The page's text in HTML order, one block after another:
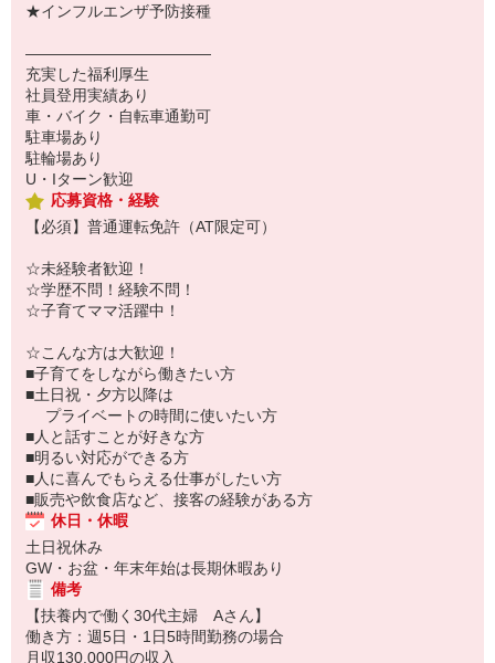
★インフルエンザ予防接種
――――――――――――
充実した福利厚生
社員登用実績あり
車・バイク・自転車通勤可
駐車場あり
駐輪場あり
U・Iターン歓迎
応募資格・経験
【必須】普通運転免許（AT限定可）
☆未経験者歓迎！
☆学歴不問！経験不問！
☆子育てママ活躍中！
☆こんな方は大歓迎！
■子育てをしながら働きたい方
■土日祝・夕方以降は
プライベートの時間に使いたい方
■人と話すことが好きな方
■明るい対応ができる方
■人に喜んでもらえる仕事がしたい方
■販売や飲食店など、接客の経験がある方
休日・休暇
土日祝休み
GW・お盆・年末年始は長期休暇あり
備考
【扶養内で働く30代主婦 Aさん】
働き方：週5日・1日5時間勤務の場合
月収130,000円の収入